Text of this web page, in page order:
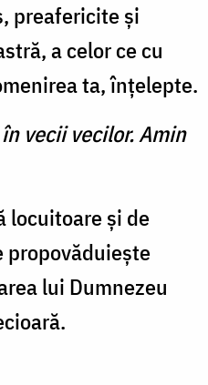
preafericite şi
a celor ce cu
ta, înţelepte.
vecii vecilor. Amin
locuitoare şi de
propovăduieşte
lui Dumnezeu